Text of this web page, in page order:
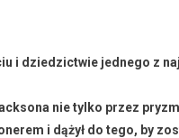
i dziedzictwie jednego z
nie tylko przez
i dążył do tego, by